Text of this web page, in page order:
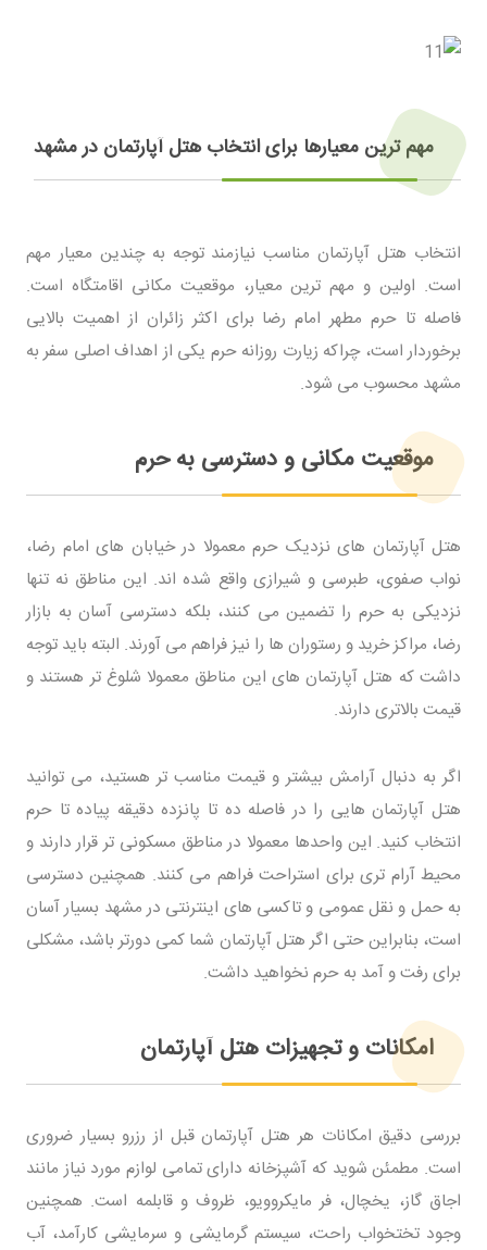
مهم ترین معیارها برای انتخاب هتل آپارتمان در مشهد
انتخاب هتل آپارتمان مناسب نیازمند توجه به چندین معیار مهم
است. اولین و مهم ترین معیار، موقعیت مکانی اقامتگاه است.
فاصله تا حرم مطهر امام رضا برای اکثر زائران از اهمیت بالایی
برخوردار است، چراکه زیارت روزانه حرم یکی از اهداف اصلی سفر به
مشهد محسوب می شود.
موقعیت مکانی و دسترسی به حرم
هتل آپارتمان های نزدیک حرم معمولا در خیابان های امام رضا،
نواب صفوی، طبرسی و شیرازی واقع شده اند. این مناطق نه تنها
نزدیکی به حرم را تضمین می کنند، بلکه دسترسی آسان به بازار
رضا، مراکز خرید و رستوران ها را نیز فراهم می آورند. البته باید توجه
داشت که هتل آپارتمان های این مناطق معمولا شلوغ تر هستند و
قیمت بالاتری دارند.
اگر به دنبال آرامش بیشتر و قیمت مناسب تر هستید، می توانید
هتل آپارتمان هایی را در فاصله ده تا پانزده دقیقه پیاده تا حرم
انتخاب کنید. این واحدها معمولا در مناطق مسکونی تر قرار دارند و
محیط آرام تری برای استراحت فراهم می کنند. همچنین دسترسی
به حمل و نقل عمومی و تاکسی های اینترنتی در مشهد بسیار آسان
است، بنابراین حتی اگر هتل آپارتمان شما کمی دورتر باشد، مشکلی
برای رفت و آمد به حرم نخواهید داشت.
امکانات و تجهیزات هتل آپارتمان
بررسی دقیق امکانات هر هتل آپارتمان قبل از رزرو بسیار ضروری
است. مطمئن شوید که آشپزخانه دارای تمامی لوازم مورد نیاز مانند
اجاق گاز، یخچال، فر مایکروویو، ظروف و قابلمه است. همچنین
وجود تختخواب راحت، سیستم گرمایشی و سرمایشی کارآمد، آب